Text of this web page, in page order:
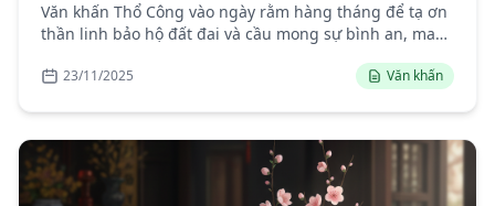
Văn khấn Thổ Công vào ngày rằm hàng tháng để tạ ơn
thần linh bảo hộ đất đai và cầu mong sự bình an, may
23/11/2025 Văn khấn